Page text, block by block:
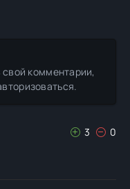
комментарии,
3 0